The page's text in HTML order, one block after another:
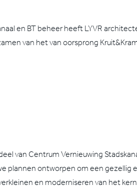
en BT beheer heeft LYVR
van het van oorsprong
van Centrum Vernieuwing
plannen ontworpen om een
en moderniseren van het